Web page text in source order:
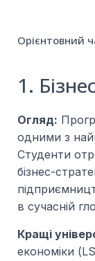
Орієнтовний
1.
Огляд:
одними з
Студенти
бізнес-
в сучасній
Кращі
економіки